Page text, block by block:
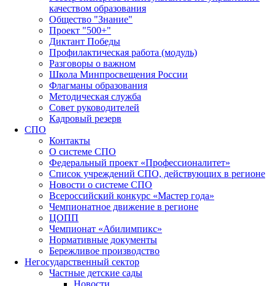
качеством образования
Общество "Знание"
Проект "500+"
Диктант Победы
Профилактическая работа (модуль)
Разговоры о важном
Школа Минпросвещения России
Флагманы образования
Методическая служба
Совет руководителей
Кадровый резерв
СПО
Контакты
О системе СПО
Федеральный проект «Профессионалитет»
Список учреждений СПО, действующих в регионе
Новости о системе СПО
Всероссийский конкурс «Мастер года»
Чемпионатное движение в регионе
ЦОПП
Чемпионат «Абилимпикс»
Нормативные документы
Бережливое производство
Негосударственный сектор
Частные детские сады
Новости